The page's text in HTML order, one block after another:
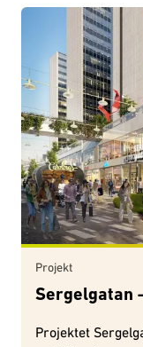
Projekt
Sergelgatan
Projektet